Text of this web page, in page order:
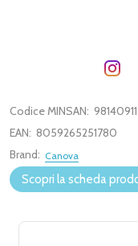
Codice MINSAN:
EAN: 8059265251780
Brand: Canova
Scopri la scheda